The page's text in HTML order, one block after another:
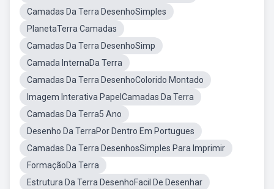
Camadas Da Terra DesenhoSimples
PlanetaTerra Camadas
Camadas Da Terra DesenhoSimp
Camada InternaDa Terra
Camadas Da Terra DesenhoColorido Montado
Imagem Interativa PapelCamadas Da Terra
Camadas Da Terra5 Ano
Desenho Da TerraPor Dentro Em Portugues
Camadas Da Terra DesenhosSimples Para Imprimir
FormaçãoDa Terra
Estrutura Da Terra DesenhoFacil De Desenhar